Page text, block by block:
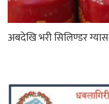
अबदेखि भरी सिलिण्डर ग्यास